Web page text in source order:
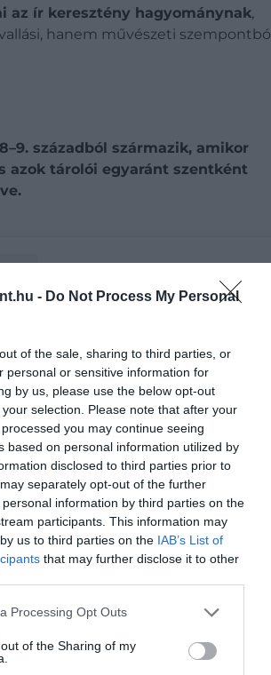
- Do Not Process My Personal
of the sale, sharing to third parties, or
personal or sensitive information for
by us, please use the below opt-out
selection. Please note that after your
you may continue seeing
based on personal information utilized by
disclosed to third parties prior to
separately opt-out of the further
information by third parties on the
participants. This information may
us to third parties on the IAB’s List of
that may further disclose it to other
website/app uses one or more Google
visit or usage behaviour. You may click to
to Google and its third-party tags to
Processing Opt Outs
of the Sharing of my
az ír keresztény hagyománynak,
hanem művészeti
századból származik, amikor
azok tárolói egyaránt szentként
megtekintése az Instagramon